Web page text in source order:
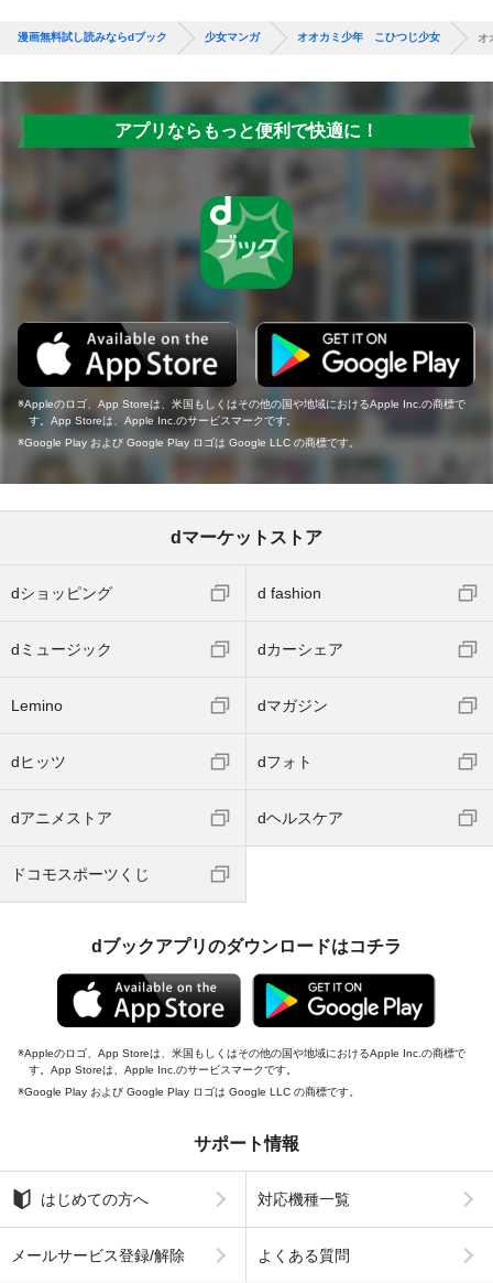
漫画無料試し読みならdブック 少女マンガ オオカミ少年 こひつじ少女 オ
アプリならもっと便利で快適に！
Appleのロゴ、App Storeは、米国もしくはその他の国や地域におけるApple Inc.の商標で
す。App Storeは、Apple Inc.のサービスマークです。
Google Play および Google Play ロゴは Google LLC の商標です。
dマーケットストア
dショッピング d fashion
dミュージック dカーシェア
Lemino dマガジン
dヒッツ dフォト
dアニメストア dヘルスケア
ドコモスポーツくじ
dブックアプリのダウンロードはコチラ
Appleのロゴ、App Storeは、米国もしくはその他の国や地域におけるApple Inc.の商標で
す。App Storeは、Apple Inc.のサービスマークです。
Google Play および Google Play ロゴは Google LLC の商標です。
サポート情報
はじめての方へ 対応機種一覧
メールサービス登録/解除 よくある質問